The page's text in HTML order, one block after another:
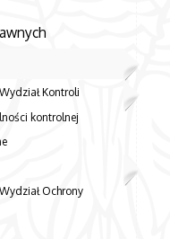
Kontroli
kontrolnej
Ochrony